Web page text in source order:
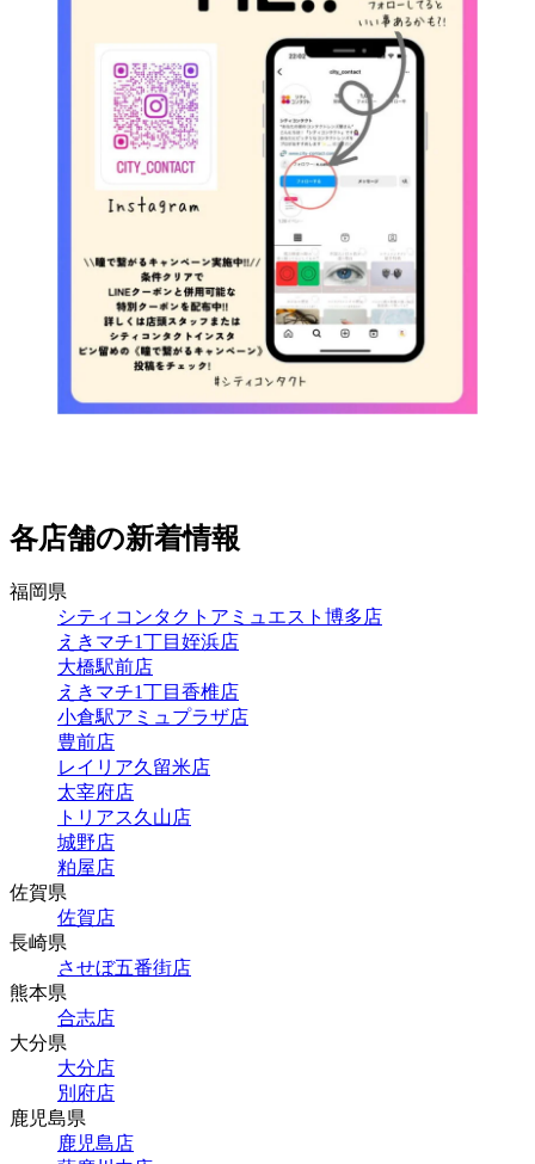
各店舗の新着情報
福岡県
シティコンタクトアミュエスト博多店
えきマチ1丁目姪浜店
大橋駅前店
えきマチ1丁目香椎店
小倉駅アミュプラザ店
豊前店
レイリア久留米店
太宰府店
トリアス久山店
城野店
粕屋店
佐賀県
佐賀店
長崎県
させぼ五番街店
熊本県
合志店
大分県
大分店
別府店
鹿児島県
鹿児島店